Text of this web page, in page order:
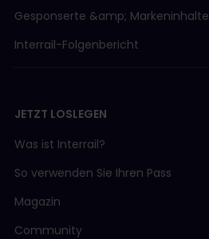
Gesponserte &amp; Markeninhalte
Interrail-Folgenbericht
JETZT LOSLEGEN
Was ist Interrail?
So verwenden Sie Ihren Pass
Magazin
Community